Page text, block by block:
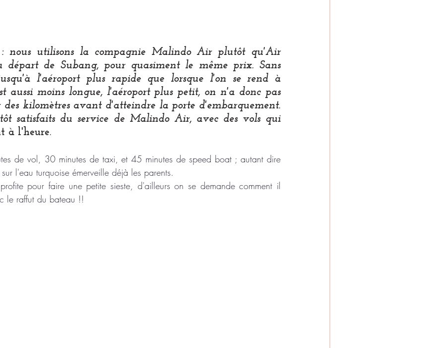
nous utilisons la compagnie Malindo Air plutôt qu'Air
départ de Subang, pour quasiment le même prix. Sans
l'aéroport plus rapide que lorsque l'on se rend à
aussi moins longue, l'aéroport plus petit, on n'a donc pas
des kilomètres avant d'atteindre la porte d'embarquement.
à l'heure.
de vol, 30 minutes de taxi, et 45 minutes de speed boat ; autant dire
l'eau turquoise émerveille déjà les parents.
pour faire une petite sieste, d'ailleurs on se demande comment il
le raffut du bateau !!